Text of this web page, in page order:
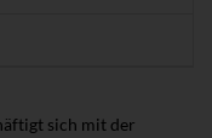
sich mit der